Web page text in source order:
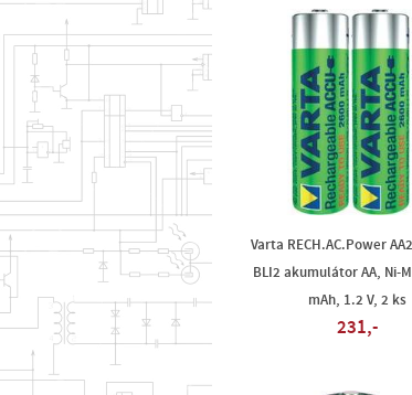
Varta RECH.AC.Power
BLI2 akumulátor AA, Ni-
mAh, 1.2 V, 2 ks
231,-